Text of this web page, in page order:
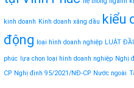
kinh doanh Kinh doanh xăng dầu kiểu
động loại hình doanh nghiệp LUẬT
phúc lựa chọn loại hình doanh nghiệp Nghị
CP Nghị định 95/2021/NĐ-CP Nước ngoài